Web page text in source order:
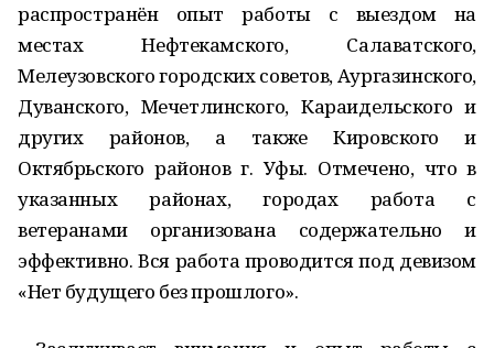
распространён опыт работы с выездом на
местах Нефтекамского, Салаватского,
Мелеузовского городских советов, Аургазинского,
Дуванского, Мечетлинского, Караидельского и
других районов, а также Кировского и
Октябрьского районов г. Уфы. Отмечено, что в
указанных районах, городах работа с
ветеранами организована содержательно и
эффективно. Вся работа проводится под девизом
«Нет будущего без прошлого».